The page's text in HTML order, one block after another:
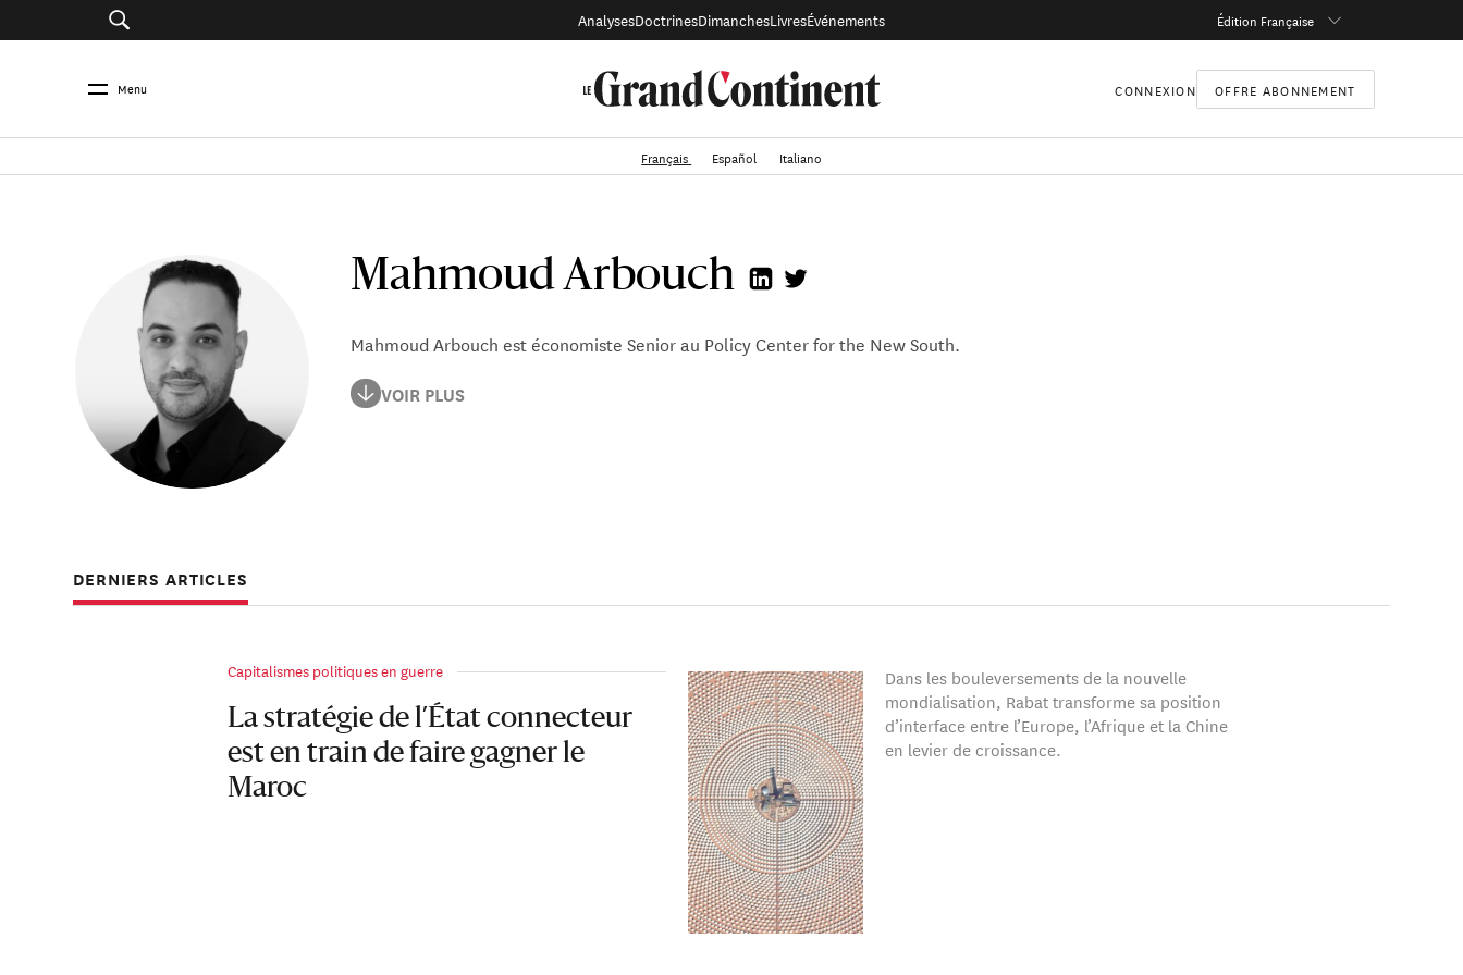
AnalysesDoctrinesDimanchesLivresÉvénements Édition Française
Menu CONNEXION OFFRE ABONNEMENT
Français Español Italiano
Mahmoud Arbouch
Mahmoud Arbouch est économiste Senior au Policy Center for the New South.
Ses travaux de recherche portent sur la macroéconomie du développement, l’économie régionale et
le développement territorial, l’économie des transports, ainsi que la politique industrielle et le
VOIR PLUS
DERNIERS ARTICLES
Capitalismes politiques en guerre
La stratégie de l’État connecteur
est en train de faire gagner le
Maroc
Dans les bouleversements de la nouvelle
mondialisation, Rabat transforme sa position
d’interface entre l’Europe, l’Afrique et la Chine
en levier de croissance.